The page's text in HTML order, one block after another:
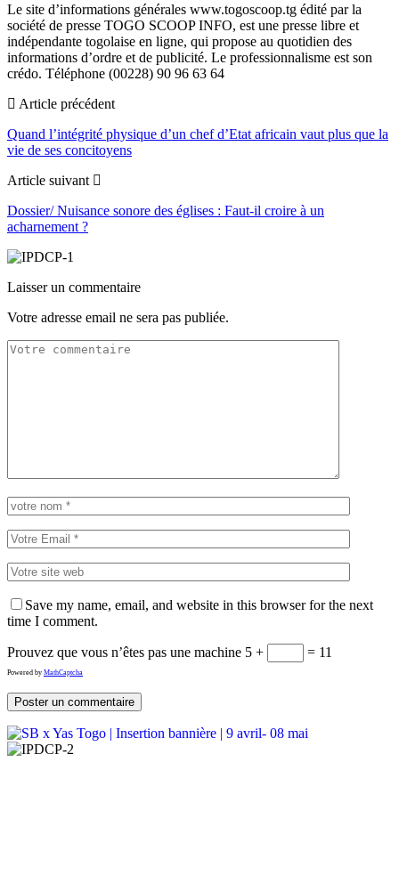
Le site d’informations générales www.togoscoop.tg édité par la
société de presse TOGO SCOOP INFO, est une presse libre et
indépendante togolaise en ligne, qui propose au quotidien des
informations d’ordre et de publicité. Le professionnalisme est son
crédo. Téléphone (00228) 90 96 63 64
Article précédent
Quand l’intégrité physique d’un chef d’Etat africain vaut plus que la
vie de ses concitoyens
Article suivant
Dossier/ Nuisance sonore des églises : Faut-il croire à un
acharnement ?
Laisser un commentaire
Votre adresse email ne sera pas publiée.
Save my name, email, and website in this browser for the next
time I comment.
Prouvez que vous n’êtes pas une machine 5 + = 11
Powered by MathCaptcha